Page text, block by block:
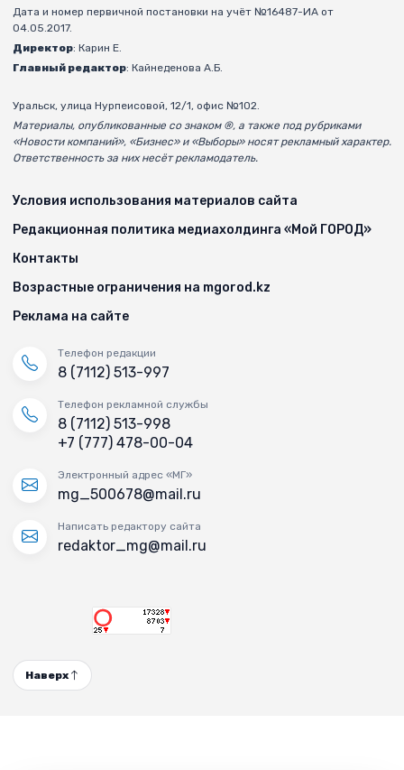
Дата и номер первичной постановки на учёт №16487-ИА от
04.05.2017.
Директор: Карин Е.
Главный редактор: Кайнеденова А.Б.
Уральск, улица Нурпеисовой, 12/1, офис №102.
Материалы, опубликованные со знаком ®, а также под рубриками
«Новости компаний», «Бизнес» и «Выборы» носят рекламный характер.
Ответственность за них несёт рекламодатель.
Условия использования материалов сайта
Редакционная политика медиахолдинга «Мой ГОРОД»
Контакты
Возрастные ограничения на mgorod.kz
Реклама на сайте
Телефон редакции
8 (7112) 513-997
Телефон рекламной службы
8 (7112) 513-998
+7 (777) 478-00-04
Электронный адрес «МГ»
mg_500678@mail.ru
Написать редактору сайта
redaktor_mg@mail.ru
Наверх